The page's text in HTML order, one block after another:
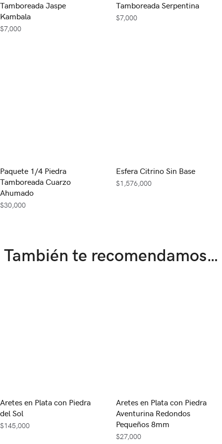
Tamboreada Jaspe
Kambala
$7,000
Tamboreada Serpentina
$7,000
Paquete 1/4 Piedra
Tamboreada Cuarzo
Ahumado
$30,000
Esfera Citrino Sin Base
$1,576,000
También te recomendamos…
Aretes en Plata con Piedra
del Sol
$145,000
Aretes en Plata con Piedra
Aventurina Redondos
Pequeños 8mm
$27,000